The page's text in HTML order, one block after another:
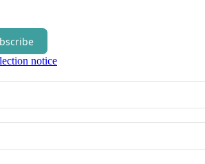
notice